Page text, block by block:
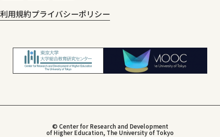
利用規約プライバシーポリシー
© Center for Research and Development
of Higher Education, The University of Tokyo